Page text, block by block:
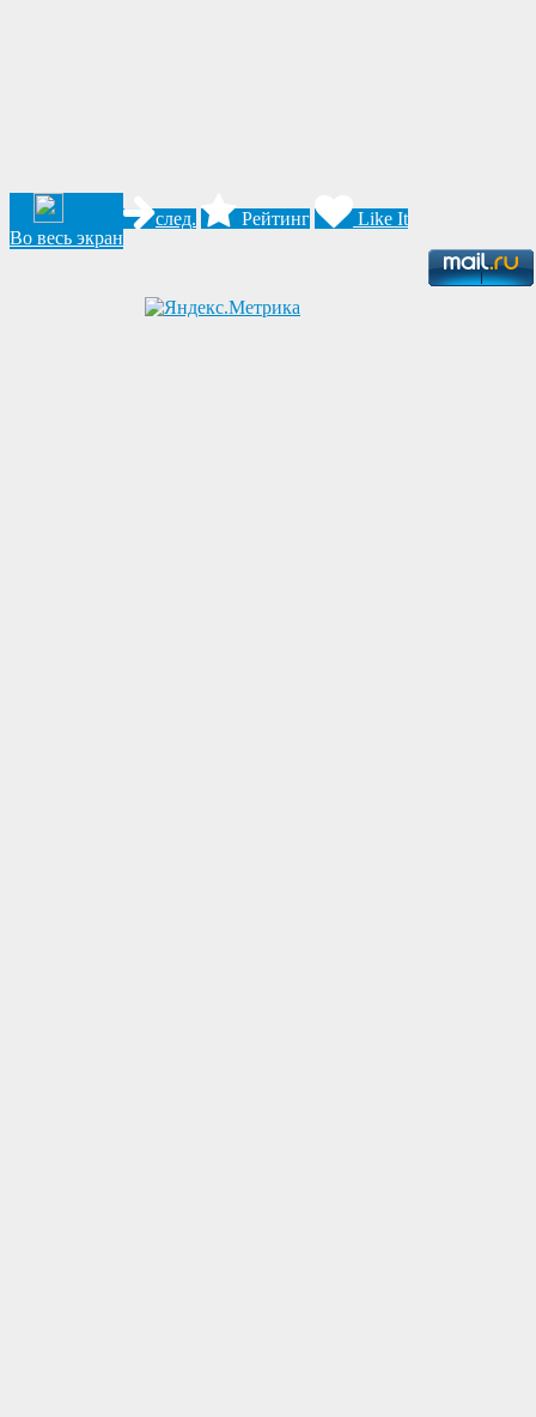
след. Рейтинг
Like It
Во весь экран